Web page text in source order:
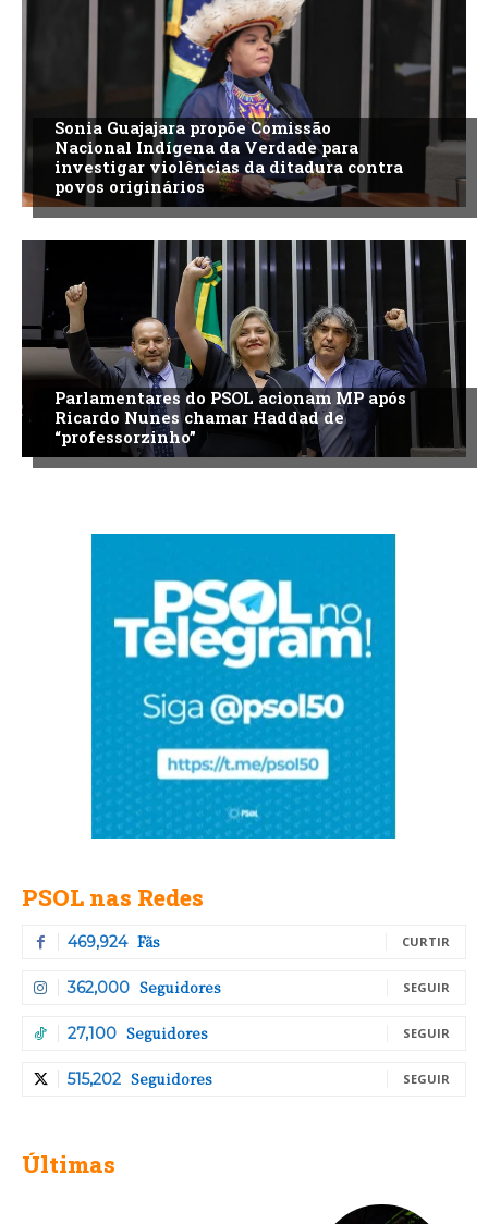
Sonia Guajajara propõe Comissão
Nacional Indígena da Verdade para
investigar violências da ditadura contra
povos originários
Parlamentares do PSOL acionam MP após
Ricardo Nunes chamar Haddad de
“professorzinho”
PSOL nas Redes
469,924 Fãs CURTIR
362,000 Seguidores SEGUIR
27,100 Seguidores SEGUIR
515,202 Seguidores SEGUIR
Últimas